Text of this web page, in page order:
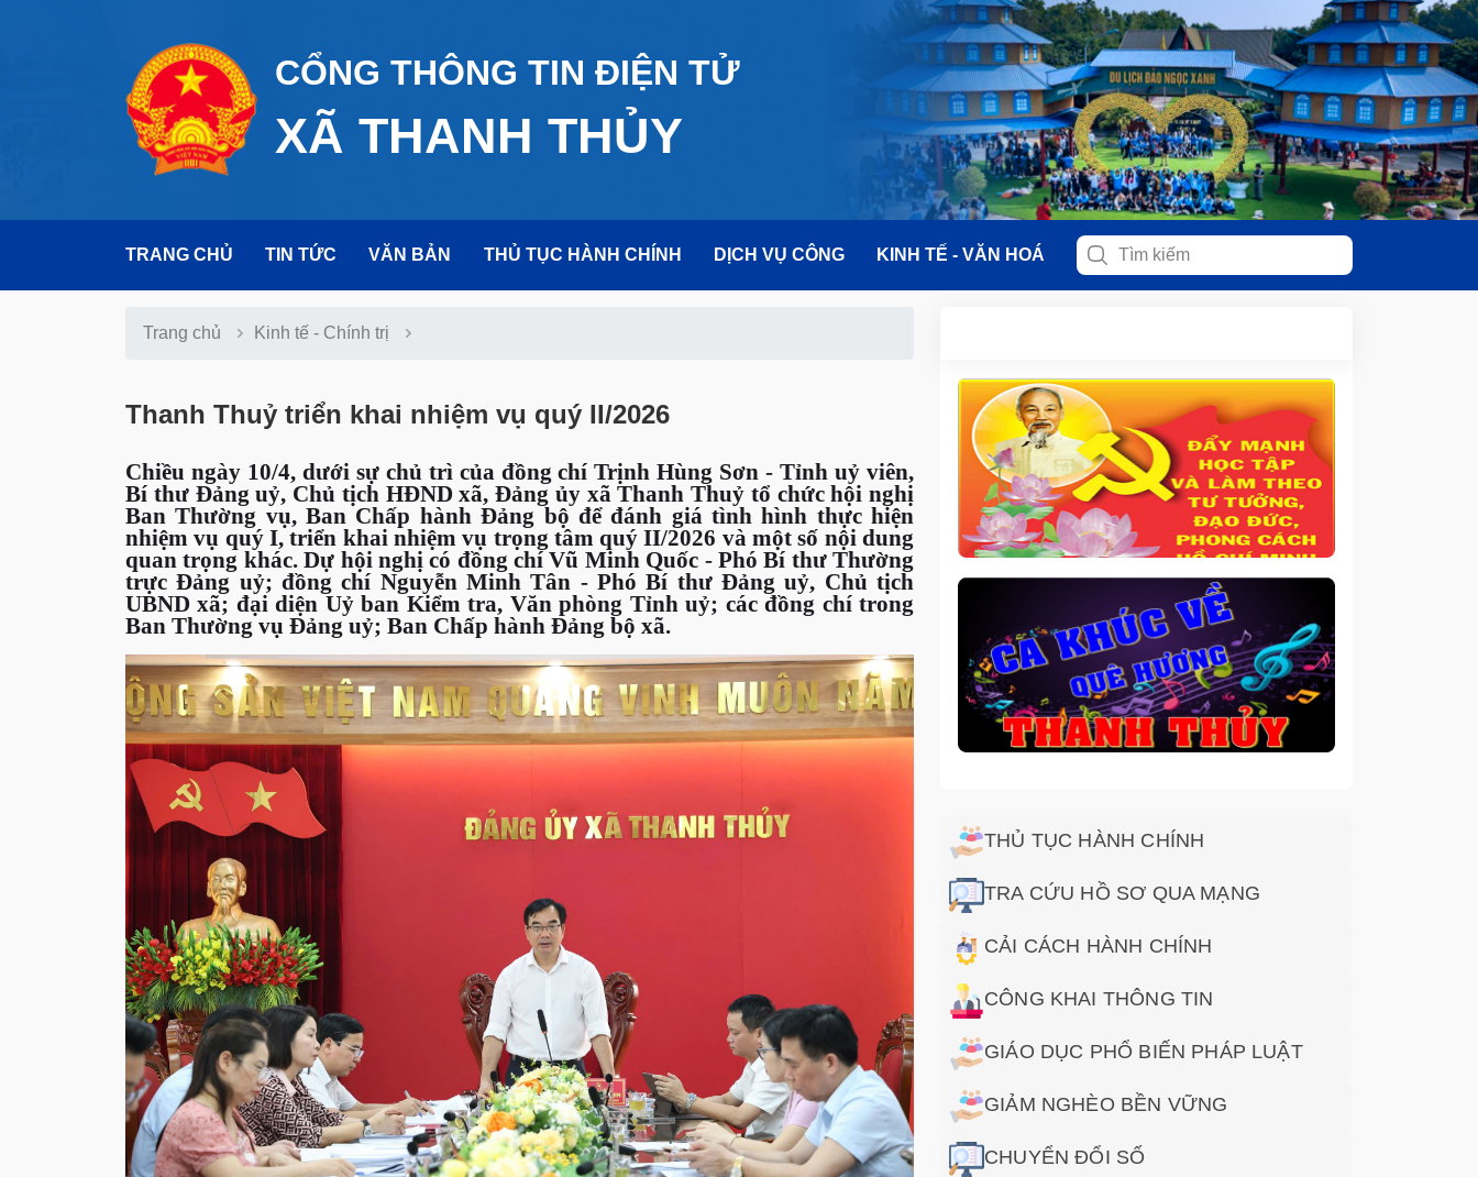
CỔNG THÔNG TIN ĐIỆN TỬ
XÃ THANH THỦY
TRANG CHỦ TIN TỨC VĂN BẢN THỦ TỤC HÀNH CHÍNH DỊCH VỤ CÔNG KINH TẾ - VĂN HOÁ
Trang chủ Kinh tế - Chính trị
Thanh Thuỷ triển khai nhiệm vụ quý II/2026
Chiều ngày 10/4, dưới sự chủ trì của đồng chí Trịnh Hùng Sơn - Tỉnh uỷ viên,
Bí thư Đảng uỷ, Chủ tịch HĐND xã, Đảng ủy xã Thanh Thuỷ tổ chức hội nghị
Ban Thường vụ, Ban Chấp hành Đảng bộ để đánh giá tình hình thực hiện
nhiệm vụ quý I, triển khai nhiệm vụ trọng tâm quý II/2026 và một số nội dung
quan trọng khác. Dự hội nghị có đồng chí Vũ Minh Quốc - Phó Bí thư Thường
trực Đảng uỷ; đồng chí Nguyễn Minh Tân - Phó Bí thư Đảng uỷ, Chủ tịch
UBND xã; đại diện Uỷ ban Kiểm tra, Văn phòng Tỉnh uỷ; các đồng chí trong
Ban Thường vụ Đảng uỷ; Ban Chấp hành Đảng bộ xã.
THỦ TỤC HÀNH CHÍNH
TRA CỨU HỒ SƠ QUA MẠNG
CẢI CÁCH HÀNH CHÍNH
CÔNG KHAI THÔNG TIN
GIÁO DỤC PHỔ BIẾN PHÁP LUẬT
GIẢM NGHÈO BỀN VỮNG
CHUYỂN ĐỔI SỐ